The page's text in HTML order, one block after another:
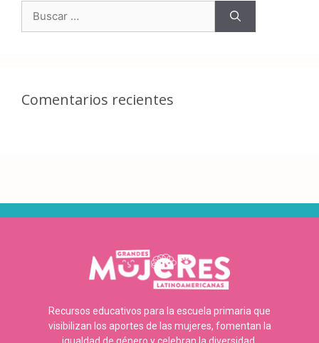
Comentarios recientes
Recursos educativos para la escuela primaria que
visibilizan los aportes de las mujeres, fomentan la
igualdad de género y celebran la diversidad.